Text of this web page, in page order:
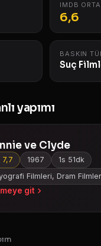
IMDB
6,6
BASKIN
Suç
yapımı
ve Clyde
1967
1s 51dk
Filmleri, Dram
git